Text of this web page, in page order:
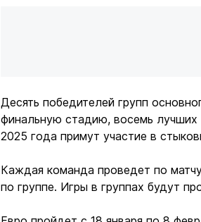
Десять победителей групп
финальную стадию, восемь лучших
2025 года примут участие в
Каждая команда проведет по
по группе. Игры в группах будут